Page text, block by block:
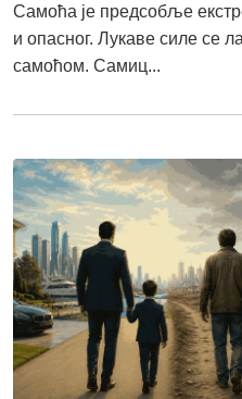
Самоћа је предсобље
и опасног. Лукаве силе се
самоћом. Самиц...